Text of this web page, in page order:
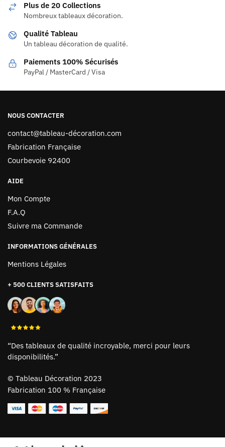
Plus de 20 Collections
Nombreux tableaux décoration.
Qualité Tableau
Un tableau décoration de qualité.
Paiements 100% Sécurisés
PayPal / MasterCard / Visa
NOUS CONTACTER
contact@tableau-décoration.com
Fabrication Française
Courbevoie 92400
AIDE
Mon Compte
F.A.Q
Suivre ma Commande
INFORMATIONS GÉNÉRALES
Mentions Légales
+ 500 CLIENTS SATISFAITS
“Des tableaux de qualité incroyable, merci pour leurs
disponibilités.”
© Tableau Décoration 2023
Fabrication 100 % Française